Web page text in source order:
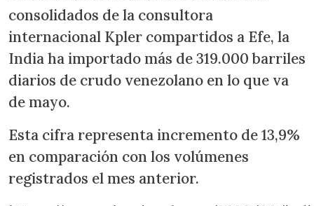
consolidados de la consultora
internacional Kpler compartidos a Efe, la
India ha importado más de 319.000 barriles
diarios de crudo venezolano en lo que va
de mayo.
Esta cifra representa incremento de 13,9%
en comparación con los volúmenes
registrados el mes anterior.